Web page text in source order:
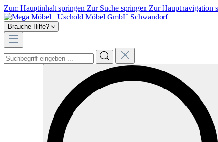
Zum Hauptinhalt springen Zur Suche springen Zur Hauptnavigation
Brauche Hilfe?